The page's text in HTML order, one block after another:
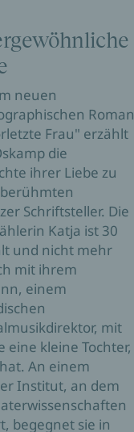
neuen
Roman
Frau" erzählt
die
ihrer Liebe zu
Schriftsteller. Die
Katja ist 30
und nicht mehr
mit ihrem
einem
mit
eine kleine Tochter,
An einem
Institut, an dem
begegnet sie in